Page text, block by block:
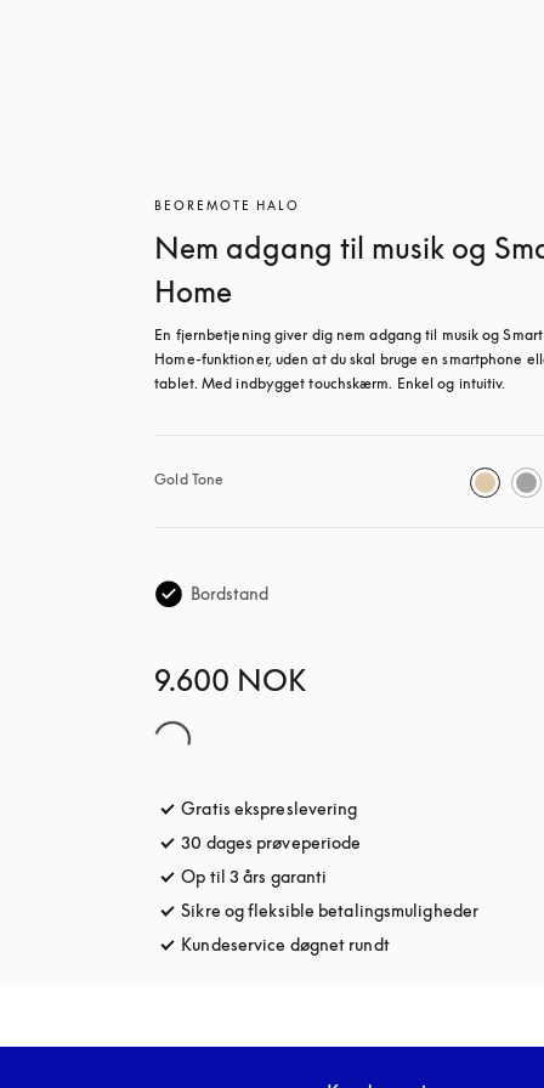
BEOREMOTE HALO
Nem adgang til musik og
Home
En fjernbetjening giver dig nem adgang til musik og Smart
Home-funktioner, uden at du skal bruge en smartphone
tablet. Med indbygget touchskærm. Enkel og intuitiv.
Gold Tone
Bordstand
9.600 NOK
Gratis ekspreslevering
30 dages prøveperiode
Op til 3 års garanti
Sikre og fleksible betalingsmuligheder
Kundeservice døgnet rundtåbnes under en ny